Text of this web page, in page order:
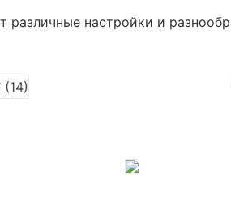
различные настройки и